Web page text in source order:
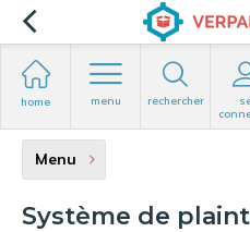
home menu rechercher
Menu
Système de